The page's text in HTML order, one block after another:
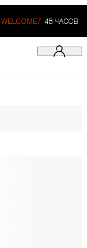
WELCOME7. 48 ЧАСОВ